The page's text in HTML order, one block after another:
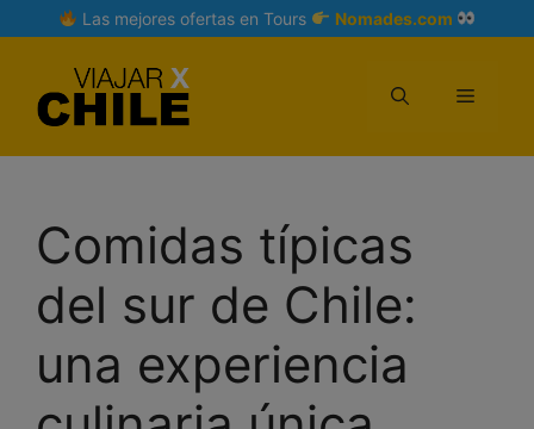
to
Las mejores ofertas en Tours Nomades.com
Menu
Comidas típicas
del sur de Chile:
una experiencia